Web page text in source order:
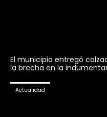
El municipio entregó
la brecha en la
Actualidad